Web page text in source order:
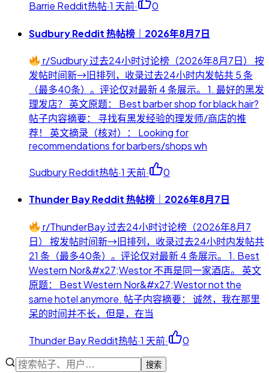
Barrie Reddit热帖·1 天前· 0
Sudbury Reddit 热帖榜｜2026年8月7日
r/Sudbury 过去24小时讨论榜（2026年8月7日） 按
发帖时间新→旧排列，收录过去24小时内发帖共 5 条
（最多40条）。评论仅对最新 4 条展示。 1. 最好的黑发
理发店？ 英文原题： Best barber shop for black hair?
帖子内容摘要： 寻找有黑发经验的理发师/商店的推
荐！ 英文摘录（核对）： Looking for
recommendations for barbers/shops wh
Sudbury Reddit热帖·1 天前· 0
Thunder Bay Reddit 热帖榜｜2026年8月7日
r/ThunderBay 过去24小时讨论榜（2026年8月7
日） 按发帖时间新→旧排列，收录过去24小时内发帖共
21 条（最多40条）。评论仅对最新 4 条展示。 1. Best
Western Nor&#x27;Westor 不再是同一家酒店。 英文
原题： Best Western Nor&#x27;Westor not the
same hotel anymore. 帖子内容摘要： 诚然，我在那里
呆的时间并不长，但是，在当
Thunder Bay Reddit热帖·1 天前· 0
搜索